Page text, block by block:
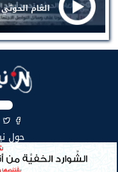
الغام
حول
جميع